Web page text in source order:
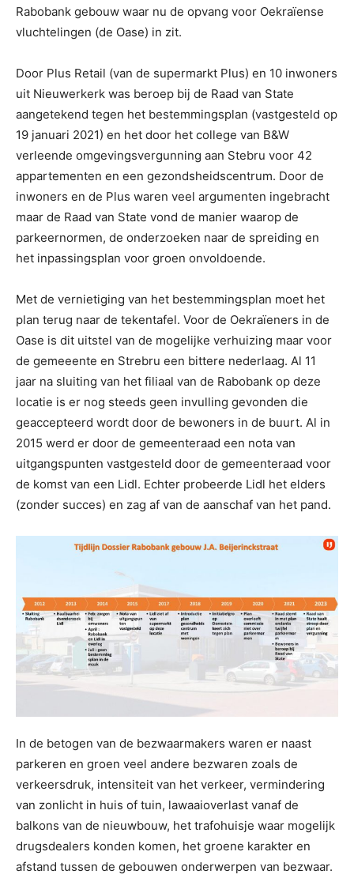
Rabobank gebouw waar nu de opvang voor Oekraïense
vluchtelingen (de Oase) in zit.
Door Plus Retail (van de supermarkt Plus) en 10 inwoners
uit Nieuwerkerk was beroep bij de Raad van State
aangetekend tegen het bestemmingsplan (vastgesteld op
19 januari 2021) en het door het college van B&W
verleende omgevingsvergunning aan Stebru voor 42
appartementen en een gezondsheidscentrum. Door de
inwoners en de Plus waren veel argumenten ingebracht
maar de Raad van State vond de manier waarop de
parkeernormen, de onderzoeken naar de spreiding en
het inpassingsplan voor groen onvoldoende.
Met de vernietiging van het bestemmingsplan moet het
plan terug naar de tekentafel. Voor de Oekraïeners in de
Oase is dit uitstel van de mogelijke verhuizing maar voor
de gemeeente en Strebru een bittere nederlaag. Al 11
jaar na sluiting van het filiaal van de Rabobank op deze
locatie is er nog steeds geen invulling gevonden die
geaccepteerd wordt door de bewoners in de buurt. Al in
2015 werd er door de gemeenteraad een nota van
uitgangspunten vastgesteld door de gemeenteraad voor
de komst van een Lidl. Echter probeerde Lidl het elders
(zonder succes) en zag af van de aanschaf van het pand.
In de betogen van de bezwaarmakers waren er naast
parkeren en groen veel andere bezwaren zoals de
verkeersdruk, intensiteit van het verkeer, vermindering
van zonlicht in huis of tuin, lawaaioverlast vanaf de
balkons van de nieuwbouw, het trafohuisje waar mogelijk
drugsdealers konden komen, het groene karakter en
afstand tussen de gebouwen onderwerpen van bezwaar.